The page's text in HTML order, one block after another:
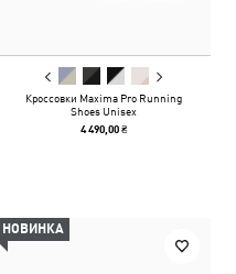
Кроссовки Maxima Pro Running
Shoes Unisex
4 490,00 ₴
НОВИНКА